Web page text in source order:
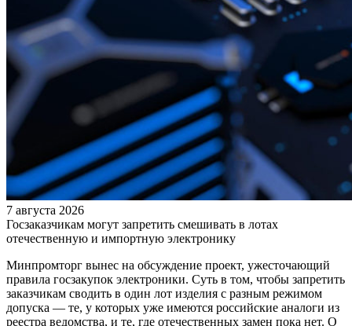
7 августа 2026
Госзаказчикам могут запретить смешивать в лотах
отечественную и импортную электронику
Минпромторг вынес на обсуждение проект, ужесточающий
правила госзакупок электроники. Суть в том, чтобы запретить
заказчикам сводить в один лот изделия с разным режимом
допуска — те, у которых уже имеются российские аналоги из
реестра ведомства, и те, где отечественных замен пока нет. О